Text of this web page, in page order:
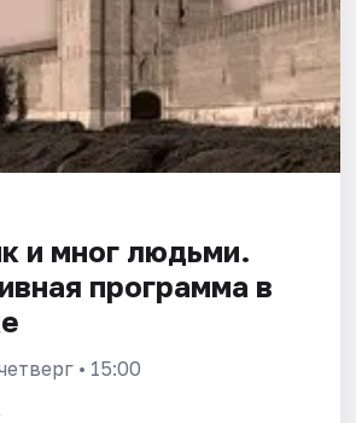
и мног людьми.
программа в
• 15:00